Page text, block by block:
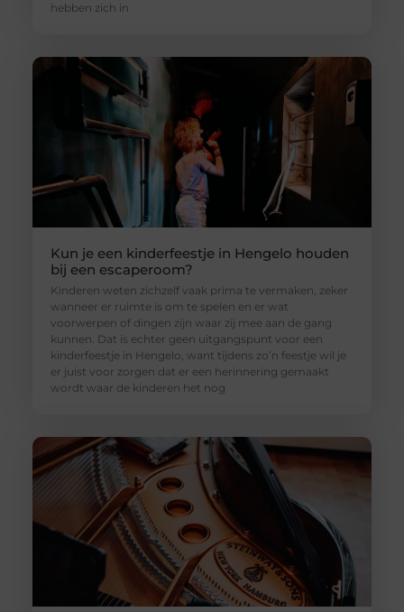
hebben zich in
Kun je een kinderfeestje in Hengelo houden
bij een escaperoom?
Kinderen weten zichzelf vaak prima te vermaken, zeker
wanneer er ruimte is om te spelen en er wat
voorwerpen of dingen zijn waar zij mee aan de gang
kunnen. Dat is echter geen uitgangspunt voor een
kinderfeestje in Hengelo, want tijdens zo’n feestje wil je
er juist voor zorgen dat er een herinnering gemaakt
wordt waar de kinderen het nog